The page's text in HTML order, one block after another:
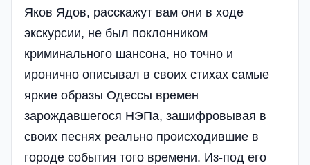
Яков Ядов, расскажут вам они в ходе
экскурсии, не был поклонником
криминального шансона, но точно и
иронично описывал в своих стихах самые
яркие образы Одессы времен
зарождавшегося НЭПа, зашифровывая в
своих песнях реально происходившие в
городе события того времени. Из-под его